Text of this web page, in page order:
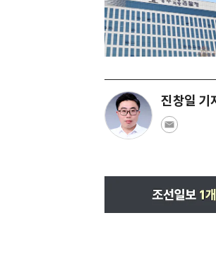
진창일 기